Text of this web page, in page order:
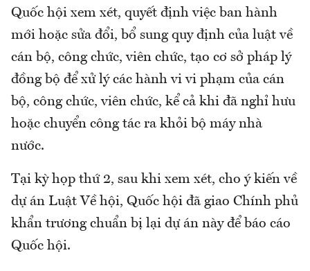
Quốc hội xem xét, quyết định việc ban hành
mới hoặc sửa đổi, bổ sung quy định của luật về
cán bộ, công chức, viên chức, tạo cơ sở pháp lý
đồng bộ để xử lý các hành vi vi phạm của cán
bộ, công chức, viên chức, kể cả khi đã nghỉ hưu
hoặc chuyển công tác ra khỏi bộ máy nhà
nước.
Tại kỳ họp thứ 2, sau khi xem xét, cho ý kiến về
dự án Luật Về hội, Quốc hội đã giao Chính phủ
khẩn trương chuẩn bị lại dự án này để báo cáo
Quốc hội.